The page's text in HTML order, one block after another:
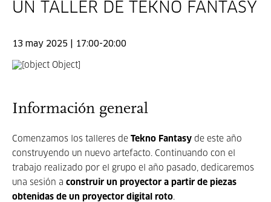
UN TALLER DE TEKNO FANTASY
13 may 2025 | 17:00-20:00
Información general
Comenzamos los talleres de Tekno Fantasy de este año
construyendo un nuevo artefacto. Continuando con el
trabajo realizado por el grupo el año pasado, dedicaremos
una sesión a construir un proyector a partir de piezas
obtenidas de un proyector digital roto.